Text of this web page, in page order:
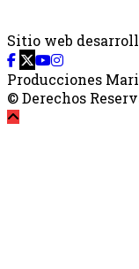
Sitio web
Producciones
© Derechos